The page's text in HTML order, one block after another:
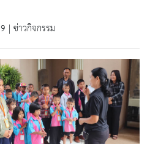
| ข่าวกิจกรรม